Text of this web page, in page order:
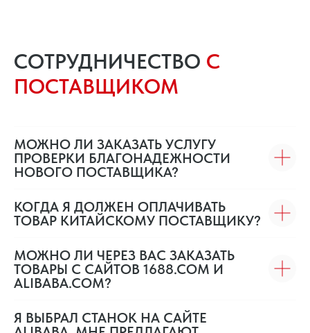
СОТРУДНИЧЕСТВО С
ПОСТАВЩИКОМ
МОЖНО ЛИ ЗАКАЗАТЬ УСЛУГУ
ПРОВЕРКИ БЛАГОНАДЕЖНОСТИ
НОВОГО ПОСТАВЩИКА?
КОГДА Я ДОЛЖЕН ОПЛАЧИВАТЬ
ТОВАР КИТАЙСКОМУ ПОСТАВЩИКУ?
МОЖНО ЛИ ЧЕРЕЗ ВАС ЗАКАЗАТЬ
ТОВАРЫ С САЙТОВ 1688.COM И
ALIBABA.COM?
Я ВЫБРАЛ СТАНОК НА САЙТЕ